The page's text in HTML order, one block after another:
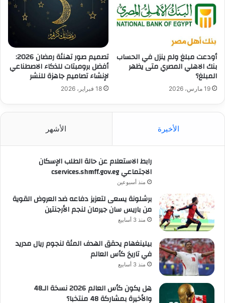
أودعت مبلغ ولم ينزل في الحساب
بنك الاهلي المصري متى يظهر
المبلغ؟
19 مارس، 2026
تصميم صور تهنئة رمضان 2026:
أفضل برومبتات للذكاء الاصطناعي
لإنشاء تصاميم جاهزة للنشر
18 فبراير، 2026
الأخيرة الأشهر
رابط الاستعلام عن حالة الطلب الإسكان
الاجتماعي cservices.shmff.gov.eg
منذ أسبوعين
برشلونة يسعى لتعزيز دفاعه ضد العروض القوية
من باريس سان جيرمان لنجم الأرجنتين
منذ 3 أسابيع
بيلينغهام يحقق الهدف المئة لنجوم ريال مدريد
في تاريخ كأس العالم
منذ 3 أسابيع
هل يكون كأس العالم 2026 نسخة الـ48
والأخيرة بمشاركة 48 منتخبا؟